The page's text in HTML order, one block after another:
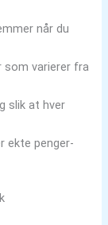
når du
som varierer fra
slik at hver
ekte penger-